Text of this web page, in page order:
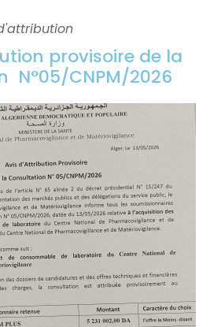
provisoire de la
N°05/CNPM/2026